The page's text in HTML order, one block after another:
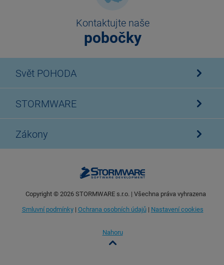
Kontaktujte naše
pobočky
Svět POHODA
STORMWARE
Zákony
Copyright © 2026STORMWARE s.r.o. | Všechna práva vyhrazena
Smluvní podmínky| Ochrana osobních údajů| Nastavení cookies
Nahoru